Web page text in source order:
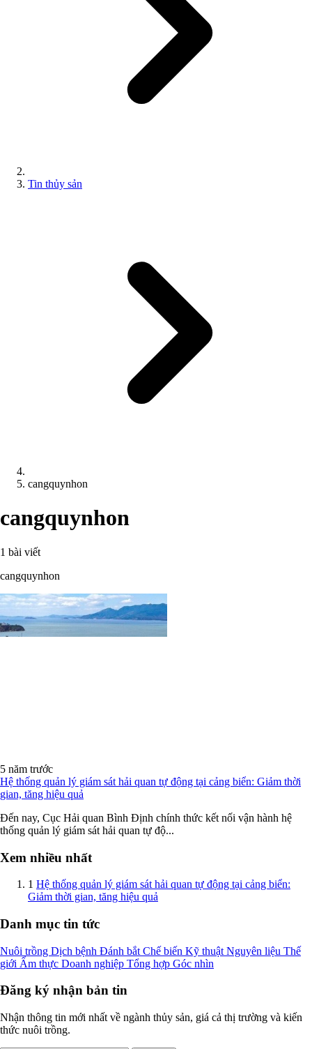
Tin thủy sản
cangquynhon
cangquynhon
1 bài viết
cangquynhon
5 năm trước
Hệ thống quản lý giám sát hải quan tự động tại cảng biển: Giảm thời
gian, tăng hiệu quả
Ðến nay, Cục Hải quan Bình Ðịnh chính thức kết nối vận hành hệ
thống quản lý giám sát hải quan tự độ...
Xem nhiều nhất
1 Hệ thống quản lý giám sát hải quan tự động tại cảng biển:
Giảm thời gian, tăng hiệu quả
Danh mục tin tức
Nuôi trồng Dịch bệnh Đánh bắt Chế biến Kỹ thuật Nguyên liệu Thế
giới Ẩm thực Doanh nghiệp Tổng hợp Góc nhìn
Đăng ký nhận bản tin
Nhận thông tin mới nhất về ngành thủy sản, giá cả thị trường và kiến
thức nuôi trồng.